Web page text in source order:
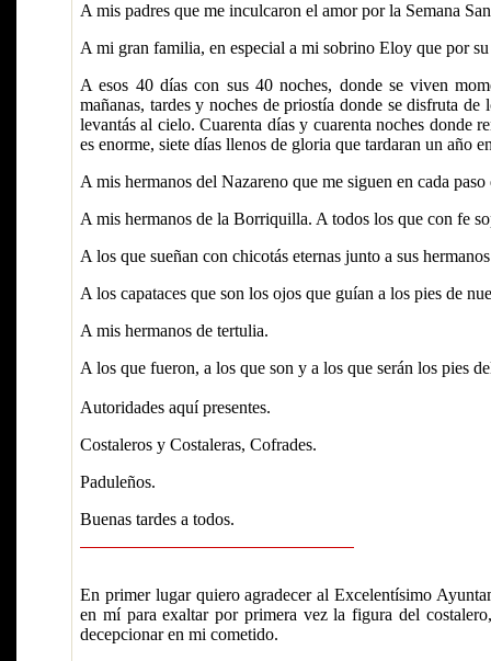
A mis padres que me inculcaron el amor por la Semana
A mi gran familia, en especial a mi sobrino Eloy que por
A esos 40 días con sus 40 noches, donde se viven
mañanas, tardes y noches de priostía donde se disfruta
levantás al cielo. Cuarenta días y cuarenta noches donde
es enorme, siete días llenos de gloria que tardaran un año
A mis hermanos del Nazareno que me siguen en cada paso
A mis hermanos de la Borriquilla. A todos los que con fe
A los que sueñan con chicotás eternas junto a sus
A los capataces que son los ojos que guían a los pies de
A mis hermanos de tertulia.
A los que fueron, a los que son y a los que serán los pies
Autoridades aquí presentes.
Costaleros y Costaleras, Cofrades.
Paduleños.
Buenas tardes a todos.
En primer lugar quiero agradecer al Excelentísimo
en mí para exaltar por primera vez la figura del
decepcionar en mi cometido.